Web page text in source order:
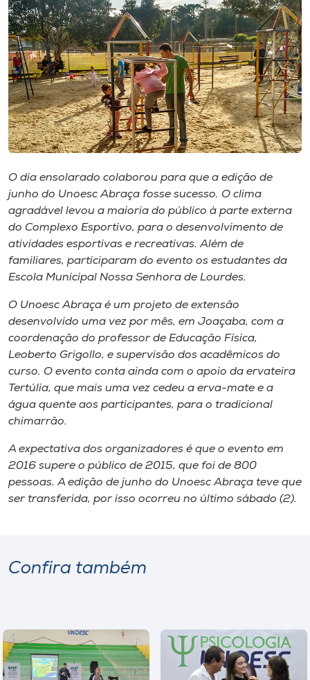
Biblioteca
Editora
Rádio
Museu
Unoesc
Store
Selecione
O dia ensolarado colaborou para que a edição de
junho do Unoesc Abraça fosse sucesso. O clima
agradável levou a maioria do público à parte externa
do Complexo Esportivo, para o desenvolvimento de
atividades esportivas e recreativas. Além de
familiares, participaram do evento os estudantes da
Escola Municipal Nossa Senhora de Lourdes.
O Unoesc Abraça é um projeto de extensão
desenvolvido uma vez por mês, em Joaçaba, com a
coordenação do professor de Educação Física,
Leoberto Grigollo, e supervisão dos acadêmicos do
curso. O evento conta ainda com o apoio da ervateira
Tertúlia, que mais uma vez cedeu a erva-mate e a
água quente aos participantes, para o tradicional
chimarrão.
A expectativa dos organizadores é que o evento em
2016 supere o público de 2015, que foi de 800
pessoas. A edição de junho do Unoesc Abraça teve que
ser transferida, por isso ocorreu no último sábado (2).
Confira também